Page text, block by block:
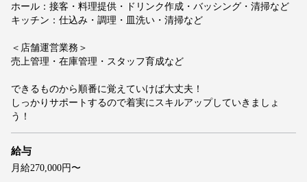
ホール：接客・料理提供・ドリンク作成・バッシング・清掃など
キッチン：仕込み・調理・皿洗い・清掃など
＜店舗運営業務＞
売上管理・在庫管理・スタッフ育成など
できるものから順番に覚えていけば大丈夫！
しっかりサポートするので着実にスキルアップしていきましょ
う！
給与
月給270,000円〜